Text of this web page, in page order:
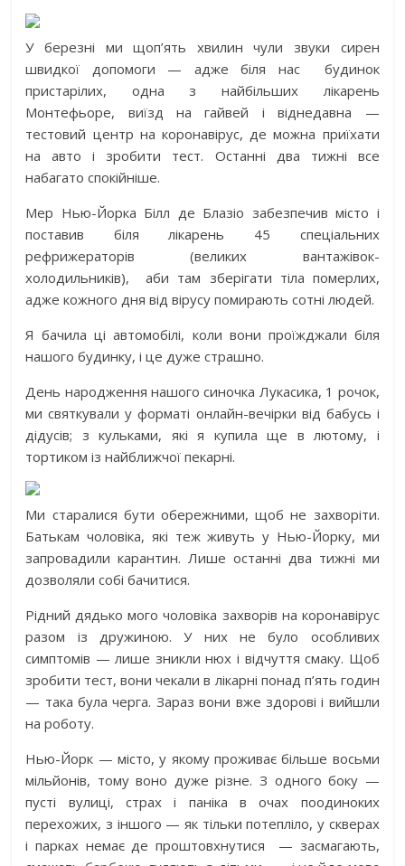
У березні ми щоп’ять хвилин чули звуки сирен
швидкої допомоги — адже біля нас будинок
пристарілих, одна з найбільших лікарень
Монтефьоре, виїзд на гайвей і віднедавна —
тестовий центр на коронавірус, де можна приїхати
на авто і зробити тест. Останні два тижні все
набагато спокійніше.
Мер Нью-Йорка Білл де Блазіо забезпечив місто і
поставив біля лікарень 45 спеціальних
рефрижераторів (великих вантажівок-
холодильників), аби там зберігати тіла померлих,
адже кожного дня від вірусу помирають сотні людей.
Я бачила ці автомобілі, коли вони проїжджали біля
нашого будинку, і це дуже страшно.
День народження нашого синочка Лукасика, 1 рочок,
ми святкували у форматі онлайн-вечірки від бабусь і
дідусів; з кульками, які я купила ще в лютому, і
тортиком із найближчої пекарні.
Ми старалися бути обережними, щоб не захворіти.
Батькам чоловіка, які теж живуть у Нью-Йорку, ми
запровадили карантин. Лише останні два тижні ми
дозволяли собі бачитися.
Рідний дядько мого чоловіка захворів на коронавірус
разом із дружиною. У них не було особливих
симптомів — лише зникли нюх і відчуття смаку. Щоб
зробити тест, вони чекали в лікарні понад п’ять годин
— така була черга. Зараз вони вже здорові і вийшли
на роботу.
Нью-Йорк — місто, у якому проживає більше восьми
мільйонів, тому воно дуже різне. З одного боку —
пусті вулиці, страх і паніка в очах поодиноких
перехожих, з іншого — як тільки потепліло, у скверах
і парках немає де проштовхнутися — засмагають,